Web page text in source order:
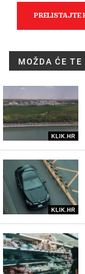
MOŽDA ĆE
KLIK.HR
KLIK.HR